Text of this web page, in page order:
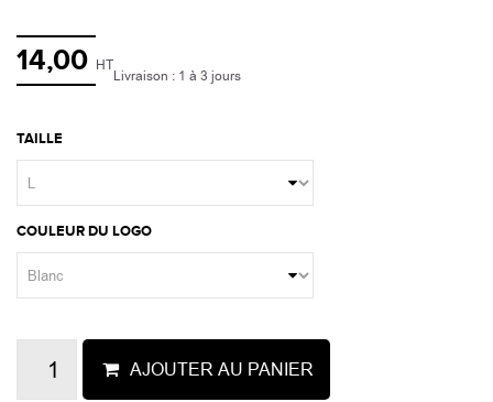
14,00 HT
Livraison : 1 à 3 jours
TAILLE
COULEUR DU LOGO
AJOUTER AU PANIER